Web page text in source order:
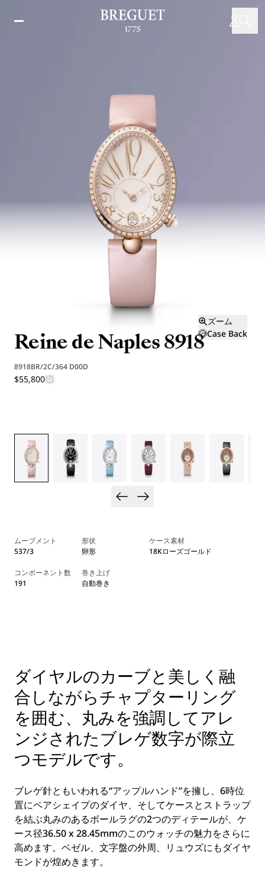
ズーム
Case Back
Reine de Naples 8918
8918BR/2C/364 D00D
$55,800
ムーブメント
537/3
形状
卵形
ケース素材
18Kローズゴールド
コンポーネント数
191
巻き上げ
自動巻き
ダイヤルのカーブと美しく融
合しながらチャプターリング
を囲む、丸みを強調してアレ
ンジされたブレゲ数字が際立
つモデルです。
ブレゲ針ともいわれる“アップルハンド”を擁し、6時位
置にペアシェイプのダイヤ、そしてケースとストラップ
を結ぶ丸みのあるボールラグの2つのディテールが、ケ
ース径36.50 x 28.45mmのこのウォッチの魅力をさらに
高めます。ベゼル、文字盤の外周、リュウズにもダイヤ
モンドが煌めきます。